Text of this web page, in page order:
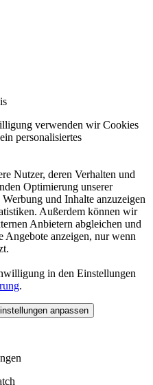
verwenden wir Cookies
personalisiertes
Nutzer, deren Verhalten und
Optimierung unserer
und Inhalte anzuzeigen
Außerdem können wir
Anbietern abgleichen und
Angebote anzeigen, nur wenn
in den Einstellungen
.
anpassen